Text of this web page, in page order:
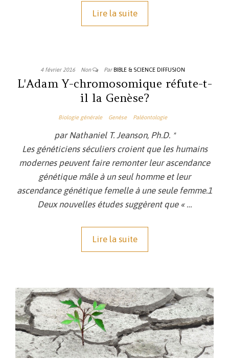
Lire la suite
4 février 2016 Non Par BIBLE & SCIENCE DIFFUSION
L'Adam Y-chromosomique réfute-t-
il la Genèse?
Biologie générale Genèse Paléontologie
par Nathaniel T. Jeanson, Ph.D. *
Les généticiens séculiers croient que les humains
modernes peuvent faire remonter leur ascendance
génétique mâle à un seul homme et leur
ascendance génétique femelle à une seule femme.1
Deux nouvelles études suggèrent que « …
Lire la suite